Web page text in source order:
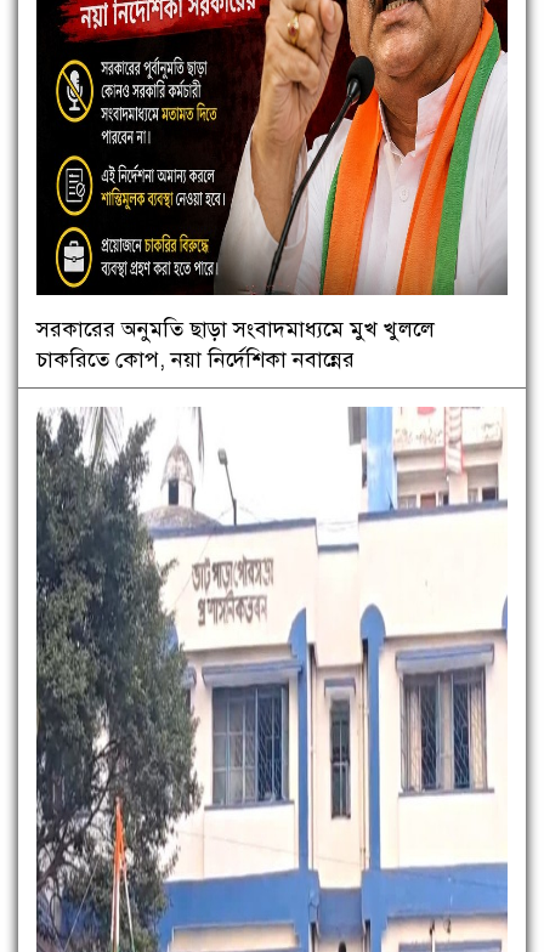
সরকারের অনুমতি ছাড়া সংবাদমাধ্যমে মুখ খুললে
চাকরিতে কোপ, নয়া নির্দেশিকা নবান্নের